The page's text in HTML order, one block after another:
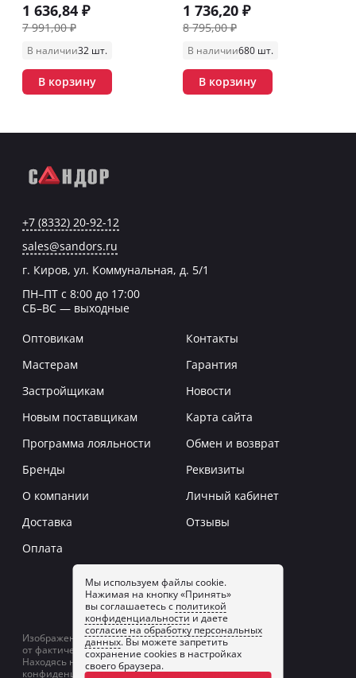
1 636,84 ₽
7 991,00 ₽
В наличии32 шт.
В корзину
1 736,20 ₽
8 795,00 ₽
В наличии680 шт.
В корзину
Мы используем файлы cookie.
Нажимая на кнопку «Принять»
вы соглашаетесь с политикой
конфиденциальности и даете
согласие на обработку персональных
данных. Вы можете запретить
сохранение cookies в настройках
своего браузера.
+7 (8332) 20-92-12
sales@sandors.ru
г. Киров, ул. Коммунальная, д. 5/1
ПН–ПТ с 8:00 до 17:00
СБ–ВС — выходные
Оптовикам
Мастерам
Застройщикам
Новым поставщикам
Программа лояльности
Бренды
О компании
Доставка
Оплата
Контакты
Гарантия
Новости
Карта сайта
Обмен и возврат
Реквизиты
Личный кабинет
Отзывы
Заказать звонок
Изображение товаров на сайте может отличаться
от фактического изображения.
Находясь на сайте, вы принимаетеполитику
конфиденциальностии даетесогласие на обработку